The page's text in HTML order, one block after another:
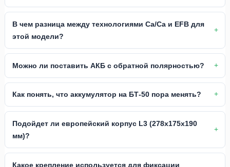
В чем разница между технологиями Ca/Ca и EFB для
этой модели?
Можно ли поставить АКБ с обратной полярностью?
Как понять, что аккумулятор на БТ-50 пора менять?
Подойдет ли европейский корпус L3 (278x175x190
мм)?
Какое крепление используется для фиксации